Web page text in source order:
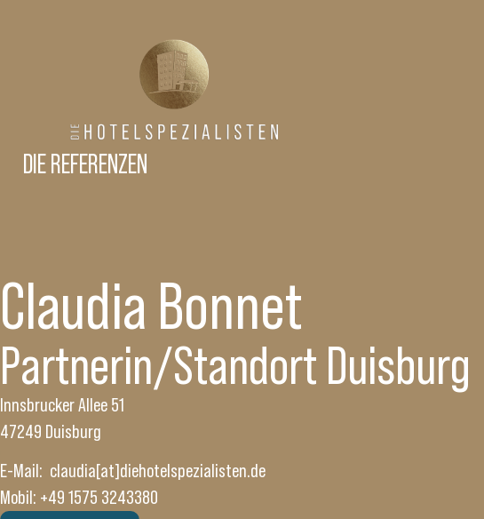
DIE REFERENZEN
Claudia Bonnet
Partnerin/Standort Duisburg
Innsbrucker Allee 51
47249 Duisburg
E-Mail: claudia[at]diehotelspezialisten.de
Mobil: +49 1575 3243380